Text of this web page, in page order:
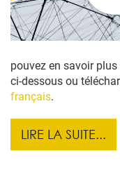
pouvez en savoir
ci-dessous ou
français.
LIRE LA SUITE...